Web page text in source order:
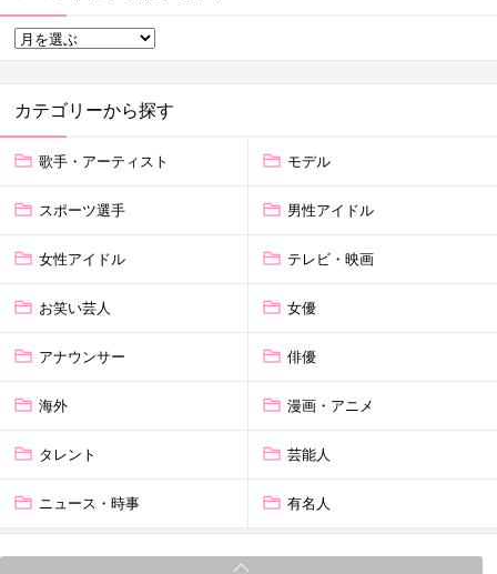
カテゴリーから探す
歌手・アーティスト モデル
スポーツ選手 男性アイドル
女性アイドル テレビ・映画
お笑い芸人 女優
アナウンサー 俳優
海外 漫画・アニメ
タレント 芸能人
ニュース・時事 有名人